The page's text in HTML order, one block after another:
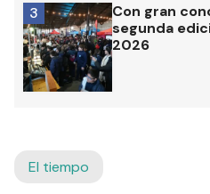
Con gran
segunda
2026
3
El tiempo